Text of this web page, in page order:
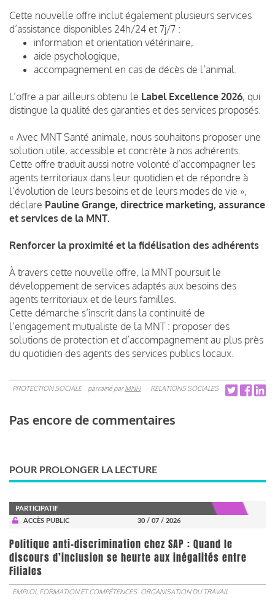
Cette nouvelle offre inclut également plusieurs services
d’assistance disponibles 24h/24 et 7j/7 :
information et orientation vétérinaire,
aide psychologique,
accompagnement en cas de décès de l’animal.
L’offre a par ailleurs obtenu le Label Excellence 2026, qui
distingue la qualité des garanties et des services proposés.
« Avec MNT Santé animale, nous souhaitons proposer une
solution utile, accessible et concrète à nos adhérents.
Cette offre traduit aussi notre volonté d’accompagner les
agents territoriaux dans leur quotidien et de répondre à
l’évolution de leurs besoins et de leurs modes de vie »,
déclare Pauline Grange, directrice marketing, assurance
et services de la MNT.
Renforcer la proximité et la fidélisation des adhérents
À travers cette nouvelle offre, la MNT poursuit le
développement de services adaptés aux besoins des
agents territoriaux et de leurs familles.
Cette démarche s’inscrit dans la continuité de
l’engagement mutualiste de la MNT : proposer des
solutions de protection et d’accompagnement au plus près
du quotidien des agents des services publics locaux.
PROTECTION SOCIALE parrainé parMNH RELATIONS SOCIALES
Pas encore de commentaires
POUR PROLONGER LA LECTURE
PARTICIPATIF
ACCÈS PUBLIC
30 / 07 / 2026
Politique anti-discrimination chez SAP : Quand le
discours d’inclusion se heurte aux inégalités entre
Filiales
EMPLOI, FORMATION ET COMPÉTENCES ORGANISATION DU TRAVAIL